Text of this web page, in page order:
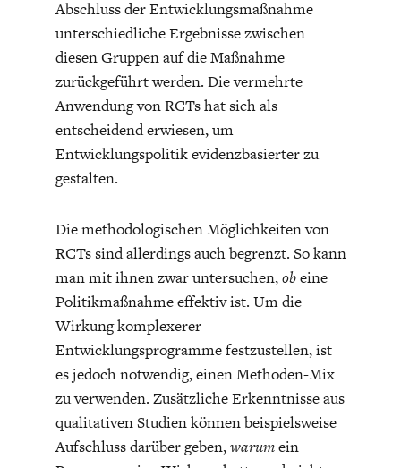
DAS DEUTSCHE
GESUNDHEITSWESEN
DIE NÄCHSTE STUFE DER
GLOBALISIERUNG
GELDPOLITIK
GESELLSCHAFT
Abschluss der Entwicklungsmaßnahme
unterschiedliche Ergebnisse zwischen
diesen Gruppen auf die Maßnahme
zurückgeführt werden. Die vermehrte
Anwendung von RCTs hat sich als
entscheidend erwiesen, um
Entwicklungspolitik evidenzbasierter zu
gestalten.
Die methodologischen Möglichkeiten von
RCTs sind allerdings auch begrenzt. So kann
man mit ihnen zwar untersuchen,obeine
Politikmaßnahme effektiv ist. Um die
Wirkung komplexerer
Entwicklungsprogramme festzustellen, ist
es jedoch notwendig, einen Methoden-Mix
zu verwenden. Zusätzliche Erkenntnisse aus
qualitativen Studien können beispielsweise
Aufschluss darüber geben,warumein